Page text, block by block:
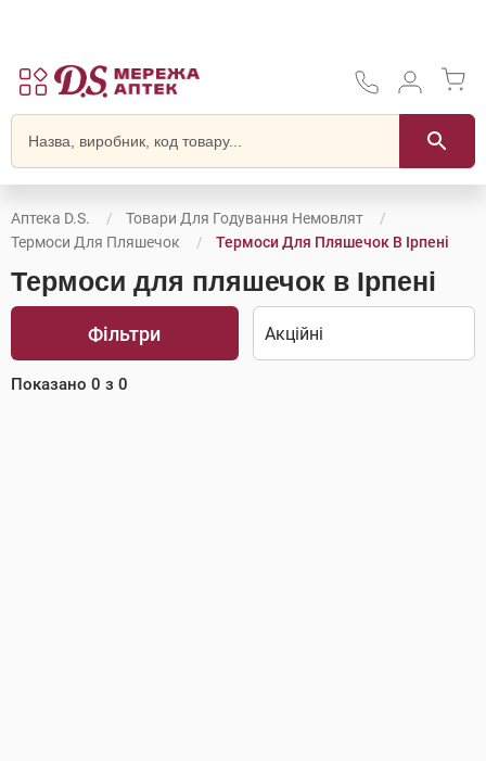
Аптека D.S.
Товари Для Годування Немовлят
Термоси Для Пляшечок
Термоси Для Пляшечок В Ірпені
Термоси для пляшечок в Ірпені
Фільтри
Показано 0 з 0